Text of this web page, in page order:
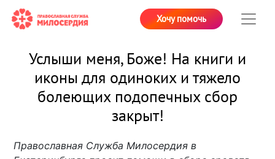
Хочу помочь
Услыши меня, Боже! На книги и
иконы для одиноких и тяжело
болеющих подопечных сбор
закрыт!
Православная Служба Милосердия в